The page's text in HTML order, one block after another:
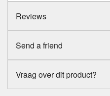
Reviews
Send a friend
Vraag over dit product?